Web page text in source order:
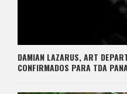
DAMIAN LAZARUS, ART
CONFIRMADOS PARA TDA